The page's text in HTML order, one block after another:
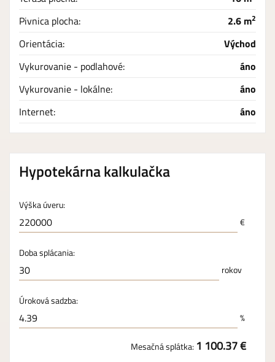
Pivnica plocha: 2.6 m2
Orientácia:
Východ
Vykurovanie - podlahové:
áno
Vykurovanie - lokálne:
áno
Internet:
áno
Hypotekárna kalkulačka
Výška úveru:
€
Doba splácania:
rokov
Úroková sadzba:
%
Mesačná splátka: 1 100.37 €